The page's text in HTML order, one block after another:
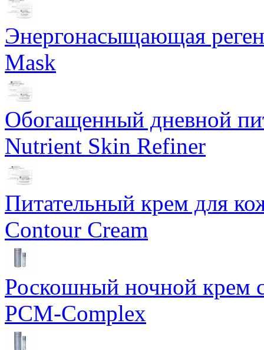
Энергонасыщающая
Mask
Обогащенный дневной
Nutrient Skin Refiner
Питательный крем для
Contour Cream
Роскошный ночной крем
PCM-Complex